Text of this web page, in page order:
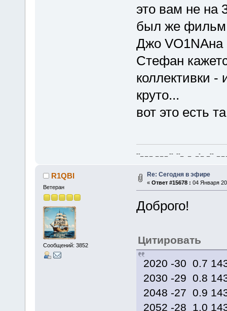
это вам не на
был же фильм
Джо VO1NAна
Стефан
коллективки -
круто...
вот это есть
--_ _ _ _ _ _ -- --_ _ _-_ _-- _ _
R1QBI
Ветеран
Сообщений: 3852
Re: Сегодня в эфире
« Ответ #15678 : 04 Января
Доброго!
Цитировать
2020 -30 0.7
2030 -29 0.8
2048 -27 0.9
2052 -28 1.0